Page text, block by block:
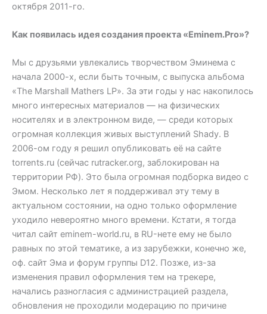
октября 2011-го.
Как появилась идея создания проекта «Eminem.Pro»?
Мы с друзьями увлекались творчеством Эминема с
начала 2000-х, если быть точным, с выпуска альбома
«The Marshall Mathers LP». За эти годы у нас накопилось
много интересных материалов — на физических
носителях и в электронном виде, — среди которых
огромная коллекция живых выступлений Shady. В
2006-ом году я решил опубликовать её на сайте
torrents.ru (сейчас rutracker.org, заблокирован на
территории РФ). Это была огромная подборка видео с
Эмом. Несколько лет я поддерживал эту тему в
актуальном состоянии, на одно только оформление
уходило невероятно много времени. Кстати, я тогда
читал сайт eminem-world.ru, в RU-нете ему не было
равных по этой тематике, а из зарубежки, конечно же,
оф. сайт Эма и форум группы D12. Позже, из-за
изменения правил оформления тем на трекере,
начались разногласия с администрацией раздела,
обновления не проходили модерацию по причине